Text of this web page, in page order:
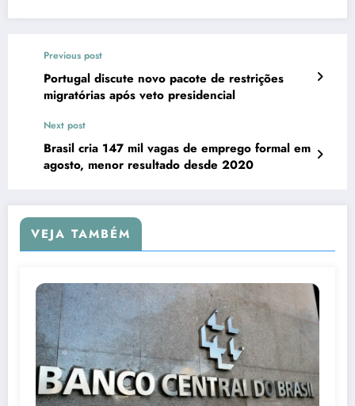
Previous post
Portugal discute novo pacote de restrições
migratórias após veto presidencial
Next post
Brasil cria 147 mil vagas de emprego formal em
agosto, menor resultado desde 2020
VEJA TAMBÉM